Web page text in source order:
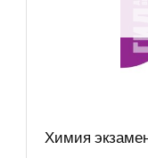
Химия